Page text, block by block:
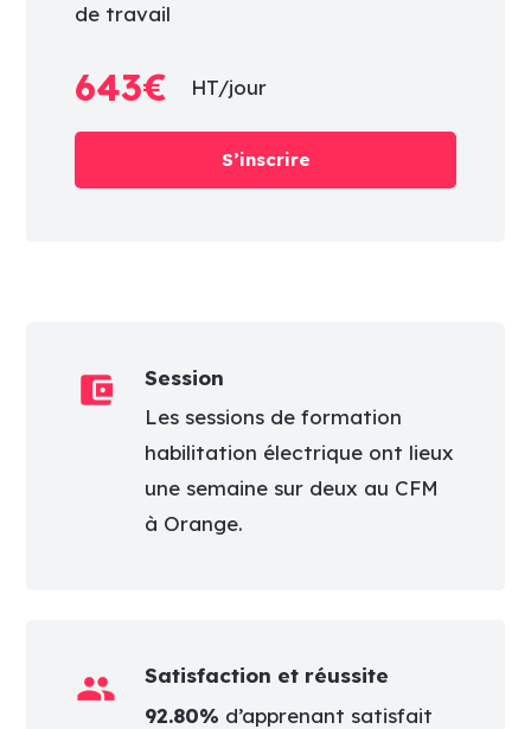
de travail
643€ HT/jour
S’inscrire
account_balance_wallet
Session
Les sessions de formation
habilitation électrique ont lieux
une semaine sur deux au CFM
à Orange.
group
Satisfaction et réussite
92.80% d’apprenant satisfait